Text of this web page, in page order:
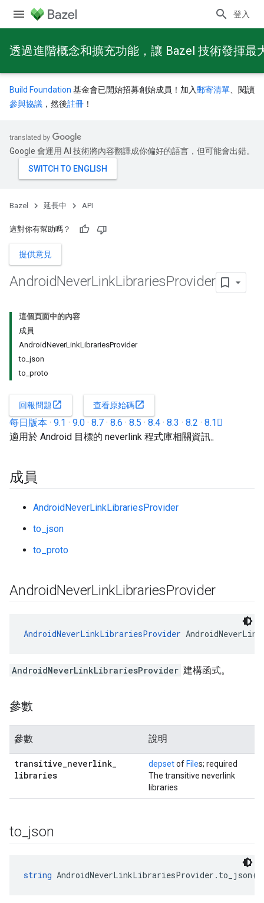
登入
透過進階概念和擴充功能，讓 Bazel 技術發揮最
Build Foundation 基金會已開始招募創始成員！加入郵寄清單 、閱讀
參與協議 ，然後註冊 ！
Google 會運用 AI 技術將內容翻譯成你偏好的語言，但可能會出錯。
Bazel 延長中 API
這對你有幫助嗎？
提供意見
AndroidNeverLinkLibrariesProvider
這個頁面中的內容
成員
AndroidNeverLinkLibrariesProvider
to_json
to_proto
回報問題open_in_new 查看原始碼open_in_new
每日版本 · 9.1 · 9.0 · 8.7 · 8.6 · 8.5 · 8.4 · 8.3 · 8.2 · 8.1
適用於 Android 目標的 neverlink 程式庫相關資訊。
成員
AndroidNeverLinkLibrariesProvider
to_json
to_proto
AndroidNeverLinkLibrariesProvider
AndroidNeverLinkLibrariesProvider
AndroidNeverLinkLibrariesProvider 建構函式。
參數
參數 說明
transitive_neverlink_
libraries
depsetof Files; required
The transitive neverlink
libraries
to json
string AndroidNeverLinkLibrariesProvider.to_json()